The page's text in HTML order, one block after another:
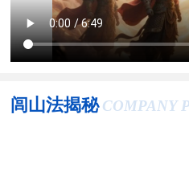
闾山法揭秘 COMPANY